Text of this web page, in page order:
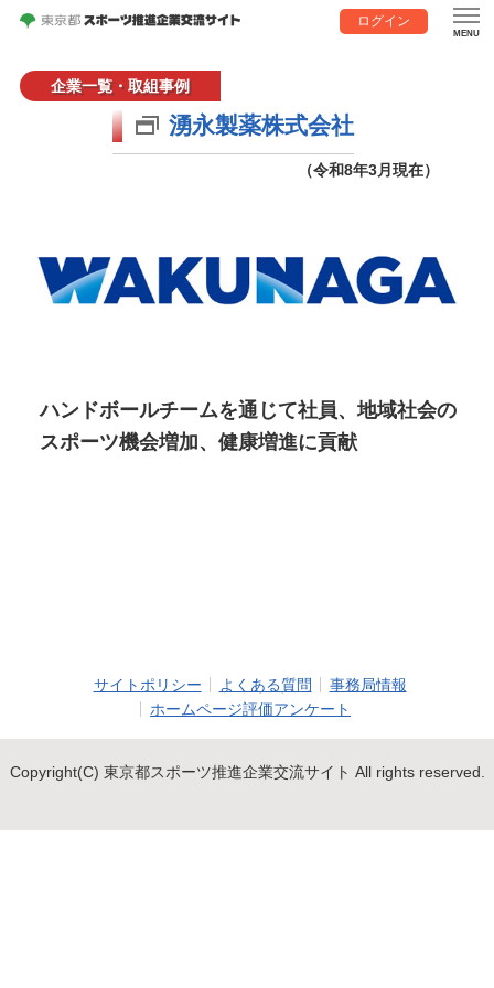
ログイン
企業一覧・取組事例
湧永製薬株式会社
（令和8年3月現在）
ハンドボールチームを通じて社員、地域社会の
スポーツ機会増加、健康増進に貢献
サイトポリシー よくある質問
事務局情報
ホームページ評価アンケート
Copyright(C) 東京都スポーツ推進企業交流サイト All rights reserved.